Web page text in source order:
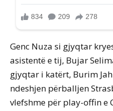
Genc Nuza si gjyqtar
asistentë e tij, Bujar
gjyqtar i katërt, Burim
ndeshjen përballjen
vlefshme për play-offin e